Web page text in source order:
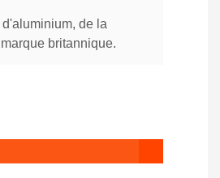
de la
britannique.